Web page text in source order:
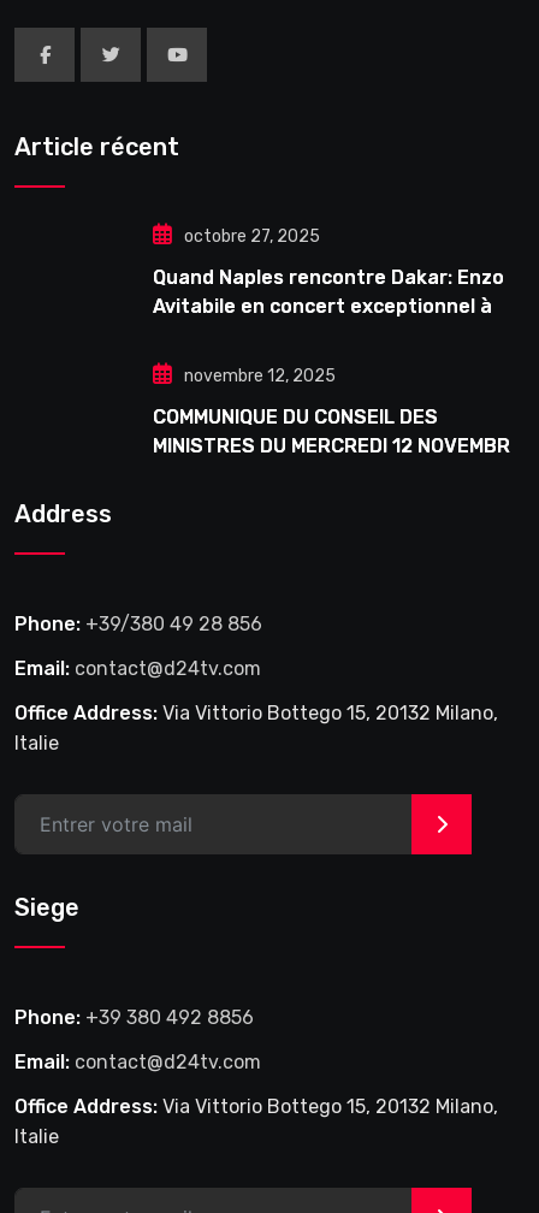
Article récent
octobre 27, 2025
Quand Naples rencontre Dakar: Enzo
Avitabile en concert exceptionnel à
novembre 12, 2025
COMMUNIQUE DU CONSEIL DES
MINISTRES DU MERCREDI 12 NOVEMBRE
Address
Phone: +39/380 49 28 856
Email: contact@d24tv.com
Office Address: Via Vittorio Bottego 15, 20132 Milano,
Italie
>
Siege
Phone: +39 380 492 8856
Email: contact@d24tv.com
Office Address: Via Vittorio Bottego 15, 20132 Milano,
Italie